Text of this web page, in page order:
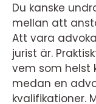
Du kanske
mellan att
Att vara
jurist är.
vem som helst
medan en
kvalifikationer.